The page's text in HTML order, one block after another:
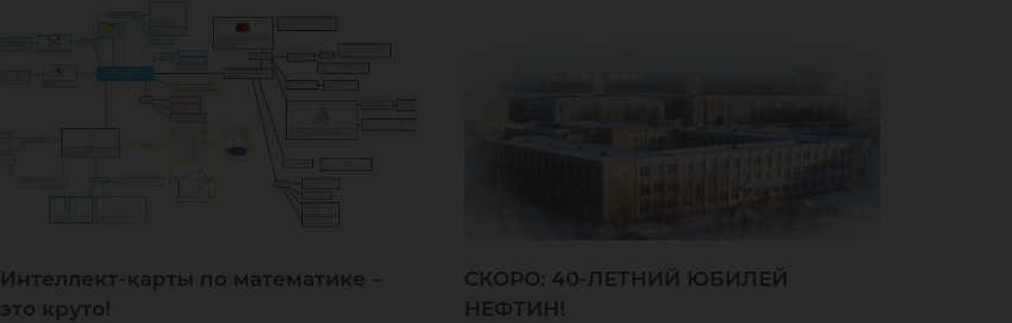
Интеллект-карты по математике –
это круто!
СКОРО: 40-ЛЕТНИЙ ЮБИЛЕЙ
НЕФТИН!